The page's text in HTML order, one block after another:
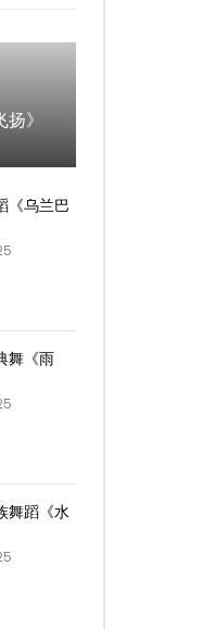
》
《乌兰巴
舞《雨
舞蹈《水